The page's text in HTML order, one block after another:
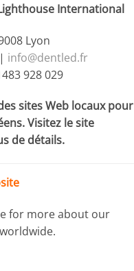
International
Lyon
info@dentled.fr
928 029
sites Web locaux pour
Visitez le site
de détails.
for more about our